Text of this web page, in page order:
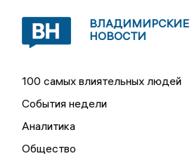
ВЛАДИМИРСКИЕ
НОВОСТИ
100 самых влиятельных людей
События недели
Аналитика
Общество